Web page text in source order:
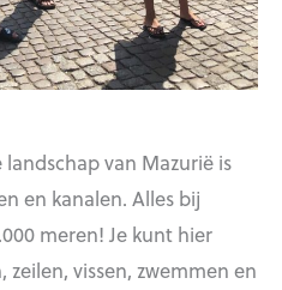
van Mazurië is
en kanalen. Alles bij
meren! Je kunt hier
vissen, zwemmen en